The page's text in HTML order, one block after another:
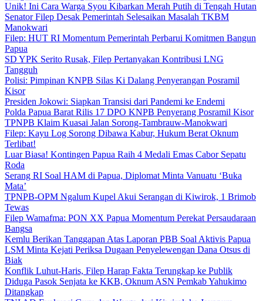
Unik! Ini Cara Warga Syou Kibarkan Merah Putih di Tengah Hutan
Senator Filep Desak Pemerintah Selesaikan Masalah TKBM
Manokwari
Filep: HUT RI Momentum Pemerintah Perbarui Komitmen Bangun
Papua
SD YPK Serito Rusak, Filep Pertanyakan Kontribusi LNG
Tangguh
Polisi: Pimpinan KNPB Silas Ki Dalang Penyerangan Posramil
Kisor
Presiden Jokowi: Siapkan Transisi dari Pandemi ke Endemi
Polda Papua Barat Rilis 17 DPO KNPB Penyerang Posramil Kisor
TPNPB Klaim Kuasai Jalan Sorong-Tambrauw-Manokwari
Filep: Kayu Log Sorong Dibawa Kabur, Hukum Berat Oknum
Terlibat!
Luar Biasa! Kontingen Papua Raih 4 Medali Emas Cabor Sepatu
Roda
Serang RI Soal HAM di Papua, Diplomat Minta Vanuatu ‘Buka
Mata’
TPNPB-OPM Ngalum Kupel Akui Serangan di Kiwirok, 1 Brimob
Tewas
Filep Wamafma: PON XX Papua Momentum Perekat Persaudaraan
Bangsa
Kemlu Berikan Tanggapan Atas Laporan PBB Soal Aktivis Papua
LSM Minta Kejati Periksa Dugaan Penyelewengan Dana Otsus di
Biak
Konflik Luhut-Haris, Filep Harap Fakta Terungkap ke Publik
Diduga Pasok Senjata ke KKB, Oknum ASN Pemkab Yahukimo
Ditangkap